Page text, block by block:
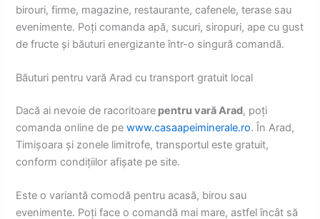
birouri, firme, magazine, restaurante, cafenele, terase sau
evenimente. Poți comanda apă, sucuri, siropuri, ape cu gust
de fructe și băuturi energizante într-o singură comandă.
Băuturi pentru vară Arad cu transport gratuit local
Dacă ai nevoie de racoritoare pentru vară Arad, poți
comanda online de pewww.casaapeiminerale.ro. În Arad,
Timișoara și zonele limitrofe, transportul este gratuit,
conform condițiilor afișate pe site.
Este o variantă comodă pentru acasă, birou sau
evenimente. Poți face o comandă mai mare, astfel încât să